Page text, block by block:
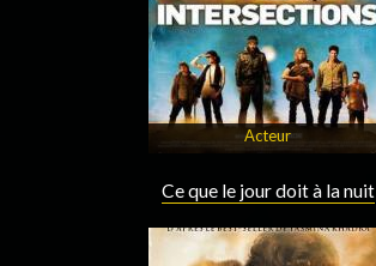
Acteur
Ce que le jour doit à la nuit